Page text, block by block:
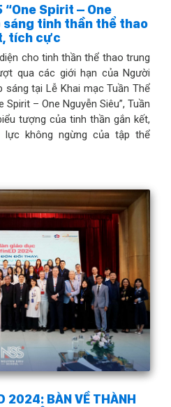
Spirit – One
sáng tinh thần thể thao
tích cực
cho tinh thần thể thao trung
qua các giới hạn của Người
sáng tại Lễ Khai mạc Tuần Thể
– One Nguyễn Siêu”, Tuần
tượng của tinh thần gắn kết,
không ngừng của tập thể
2024: BÀN VỀ THÀNH